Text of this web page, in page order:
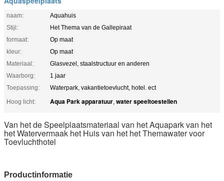
naam:
Aquahuis
Stijl:
Het Thema van de Gallepiraat
formaat:
Op maat
kleur:
Op maat
Materiaal:
Glasvezel, staalstructuur en anderen
Waarborg:
1 jaar
Toepassing:
Waterpark, vakantietoevlucht, hotel. ect
Hoog licht:
Aqua Park apparatuur, water speeltoestellen
Van het de Speelplaatsmateriaal van het Aquapark van het
het Watervermaak het Huis van het het Themawater voor
Toevluchthotel
Productinformatie